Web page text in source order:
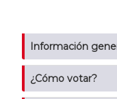
Información
¿Cómo votar?